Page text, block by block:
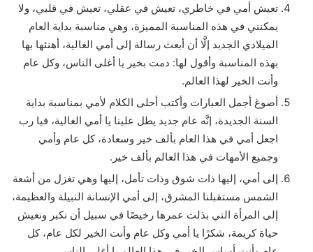
تعيش أمي في خاطري، تعيش في عقلي، تعيش في قلبي، ولا
يمكنني في هذه المناسبة المميزة، وهي مناسبة بداية العام
الميلادي الجديد إلَّا أن أبعث رسالة إلى أمي الغالية، أهنئها بها
بهذه المناسبة وأقول لها: دمت بخير يا أغلى الناس، وكل عام
وأنت الخير لهذا العالم.
أصوغ أجمل العبارات وأكتب أحلى الكلام لأمي بمناسبة بداية
السنة الجديدة، إنَّه عام جديد يطل علينا يا أمي الغالية، فيا رب
اجعل أمي في هذا العام بألف خير وسعادة، كل عام وأمي
وجميع الأمهات في هذا العالم بألف خير.
إلى أمي، إليها ذات شوق وذات تأمل، إليها وهي تغزل من أشعة
الشمس مستقبلنا المشرق، إلى أمي الإنسانة النبيلة والعظيمة،
إلى المرأة التي بذلت عمرها رخيصًا في سبيل أن نكبر ونعيش
حياة كريمة، شكرًا يا أمي وكل عام وأنت الخير لكل عام، كل